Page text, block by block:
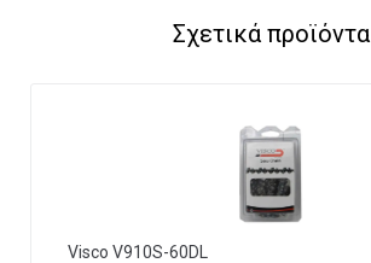
Σχετικά προϊόντα
Visco V910S-60DL